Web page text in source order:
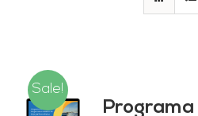
Sale!
Programa